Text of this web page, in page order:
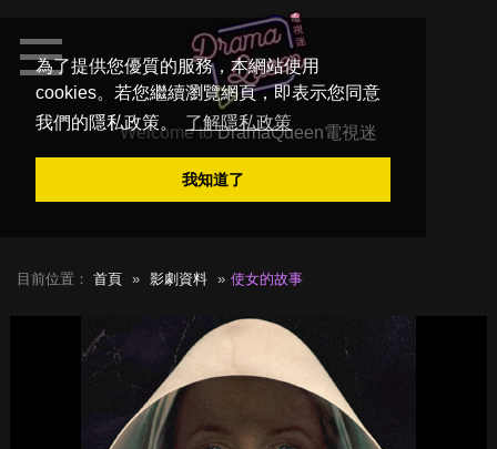
為了提供您優質的服務，本網站使用
cookies。若您繼續瀏覽網頁，即表示您同意
我們的隱私政策。
了解隱私政策
我知道了
Welcome toDramaQueen電視迷
目前位置： 首頁 影劇資料 使女的故事